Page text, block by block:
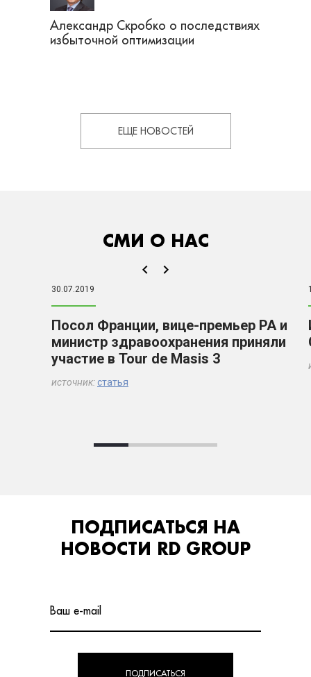
Александр Скробко о последствиях
избыточной оптимизации
ЕЩЕ НОВОСТЕЙ
СМИ О НАС
30.07.2019
Посол Франции, вице-премьер РА и
министр здравоохранения приняли
участие в Tour de Masis 3
источник:статья
ПОДПИСАТЬСЯ НА
НОВОСТИ RD GROUP
Ваш e-mail
ПОДПИСАТЬСЯ